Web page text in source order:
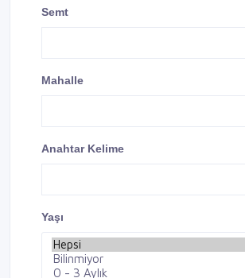
Semt
Mahalle
Anahtar Kelime
Yaşı